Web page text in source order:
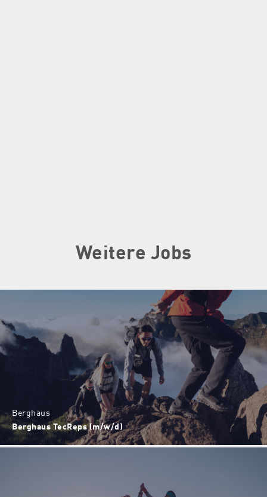
Weitere Jobs
Berghaus
Berghaus TecReps (m/w/d)